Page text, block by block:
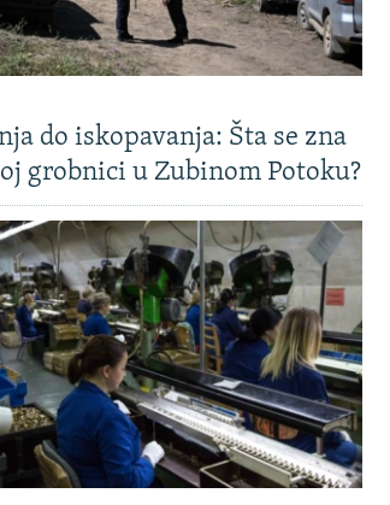
do iskopavanja: Šta se zna
grobnici u Zubinom Potoku?